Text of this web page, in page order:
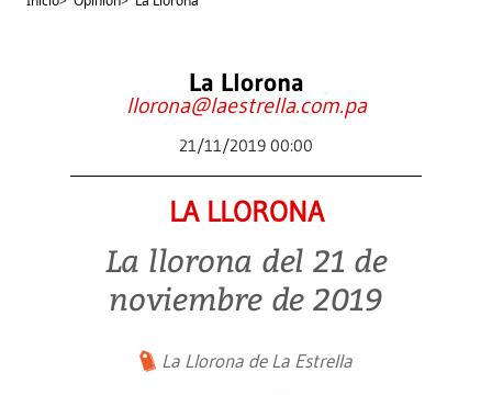
La Llorona
llorona@laestrella.com.pa
21/11/2019 00:00
LA LLORONA
La llorona del 21 de
noviembre de 2019
La Llorona de La Estrella